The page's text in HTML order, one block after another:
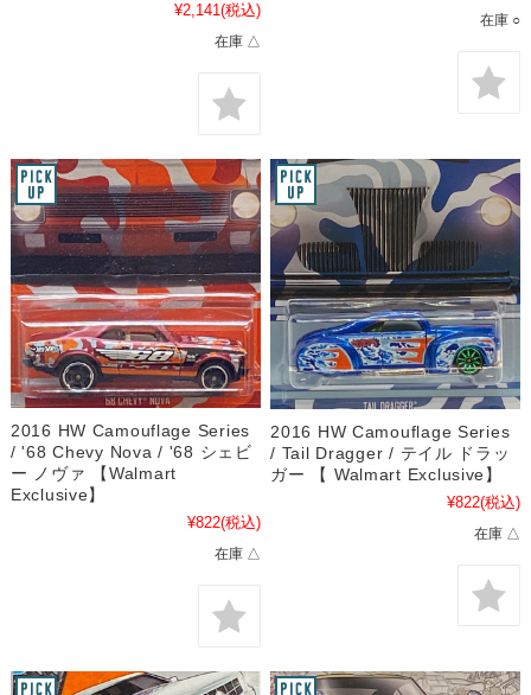
¥2,141(税込)
在庫 △
在庫 ○
2016 HW Camouflage Series
/ '68 Chevy Nova / '68 シェビ
ー ノヴァ 【Walmart
Exclusive】
¥822(税込)
在庫 △
2016 HW Camouflage Series
/ Tail Dragger / テイル ドラッ
ガー 【 Walmart Exclusive】
¥822(税込)
在庫 △